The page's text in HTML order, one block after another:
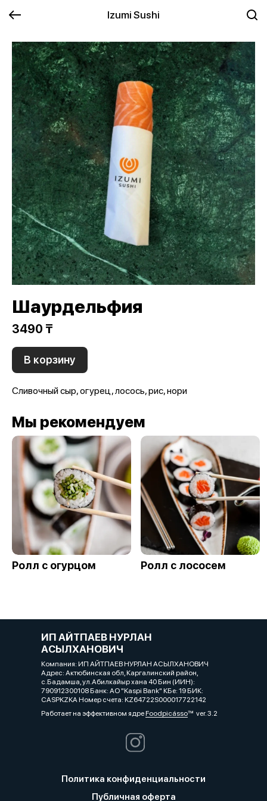
Izumi Sushi
Шаурдельфия
3490 ₸
В корзину
Сливочный сыр, огурец, лосось, рис, нори
Мы рекомендуем
Ролл с огурцом Ролл с лососем
ИП АЙТПАЕВ НУРЛАН
АСЫЛХАНОВИЧ
Компания: ИП АЙТПАЕВ НУРЛАН АСЫЛХАНОВИЧ
Адрес: Актюбинская обл, Каргалинский район,
с.Бадамша, ул.Абилкайыр хана 40 Бин (ИИН):
790912300108 Банк: АО "Kaspi Bank" КБе: 19 БИК:
CASPKZKA Номер счета: KZ64722S000017722142
Работает на эффективном ядреFoodpicássover. 3.2
Политика конфиденциальности
Публичная оферта